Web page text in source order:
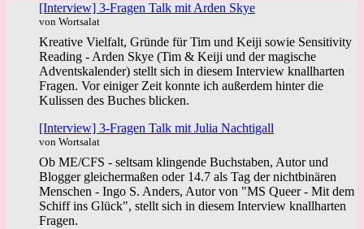
[Interview] 3-Fragen Talk mit Arden Skye
von Wortsalat
Kreative Vielfalt, Gründe für Tim und Keiji sowie Sensitivity
Reading - Arden Skye (Tim & Keiji und der magische
Adventskalender) stellt sich in diesem Interview knallharten
Fragen. Vor einiger Zeit konnte ich außerdem hinter die
Kulissen des Buches blicken.
[Interview] 3-Fragen Talk mit Julia Nachtigall
von Wortsalat
Ob ME/CFS - seltsam klingende Buchstaben, Autor und
Blogger gleichermaßen oder 14.7 als Tag der nichtbinären
Menschen - Ingo S. Anders, Autor von "MS Queer - Mit dem
Schiff ins Glück", stellt sich in diesem Interview knallharten
Fragen.